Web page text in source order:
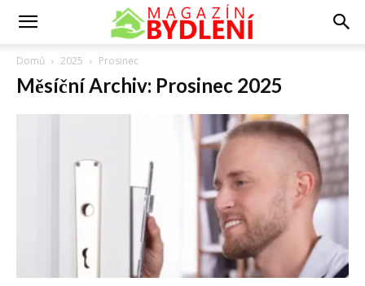
Domů 2025 Prosinec
Měsíční Archiv: Prosinec 2025